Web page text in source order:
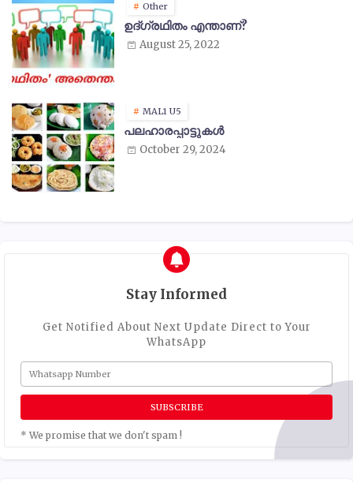
Other
ഉദ്ഗ്രഥിതം എന്താണ്?
August 25, 2022
MAL1 U5
പലഹാരപ്പാട്ടുകൾ
October 29, 2024
Stay Informed
Get Notified About Next Update Direct to Your
WhatsApp
* We promise that we don't spam !